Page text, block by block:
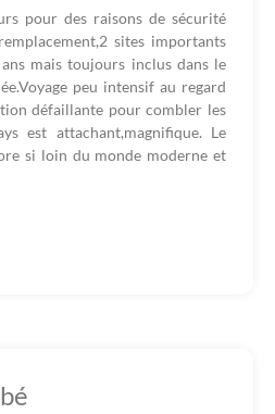
pour des raisons de sécurité
sites importants
mais toujours inclus dans le
peu intensif au regard
défaillante pour combler les
est attachant,magnifique. Le
si loin du monde moderne et